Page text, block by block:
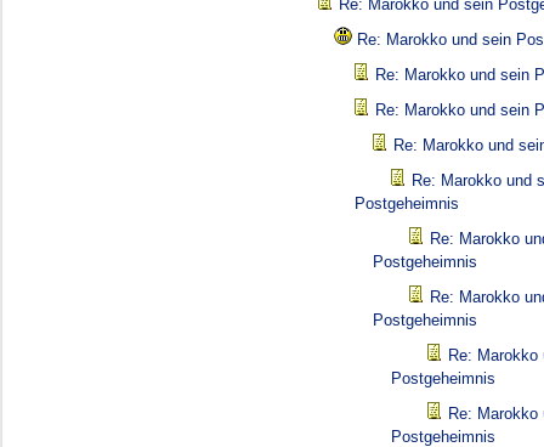
Re: Marokko und sein
Re: Marokko und sein
Re: Marokko und sein
Re: Marokko und sein
Re: Marokko und
Re: Marokko und
Postgeheimnis
Re: Marokko
Postgeheimnis
Re: Marokko
Postgeheimnis
Re: Marokko
Postgeheimnis
Re: Marokko
Postgeheimnis